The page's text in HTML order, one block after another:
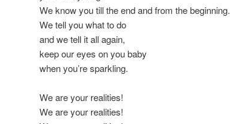
We know you till the end and from the beginning.
We tell you what to do
and we tell it all again,
keep our eyes on you baby
when you’re sparkling.
We are your realities!
We are your realities!